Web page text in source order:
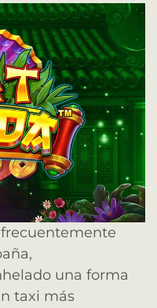
una forma
taxi más